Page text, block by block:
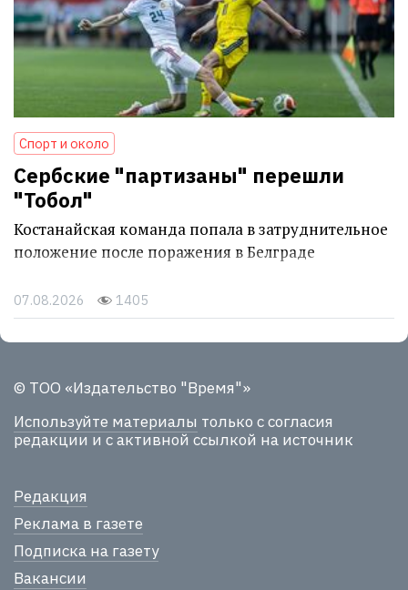
Спорт и около
Сербские "партизаны" перешли
"Тобол"
Костанайская команда попала в затруднительное
положение после поражения в Белграде
07.08.2026 1405
© ТОО «Издательство "Время"»
Используйте материалы только с согласия
редакции и с активной ссылкой на источник
Редакция
Реклама в газете
Подписка на газету
Вакансии